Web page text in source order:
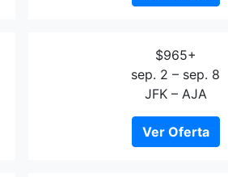
$965+
sep. 2 – sep. 8
JFK – AJA
Ver Oferta